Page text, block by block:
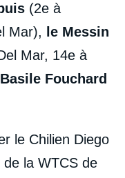
(2e à
Mar),
le Messin
Mar, 14e à
Fouchard
le Chilien Diego
la WTCS de